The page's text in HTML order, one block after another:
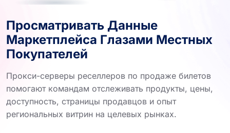
Просматривать Данные
Маркетплейса Глазами Местных
Покупателей
Прокси-серверы реселлеров по продаже билетов
помогают командам отслеживать продукты, цены,
доступность, страницы продавцов и опыт
региональных витрин на целевых рынках.